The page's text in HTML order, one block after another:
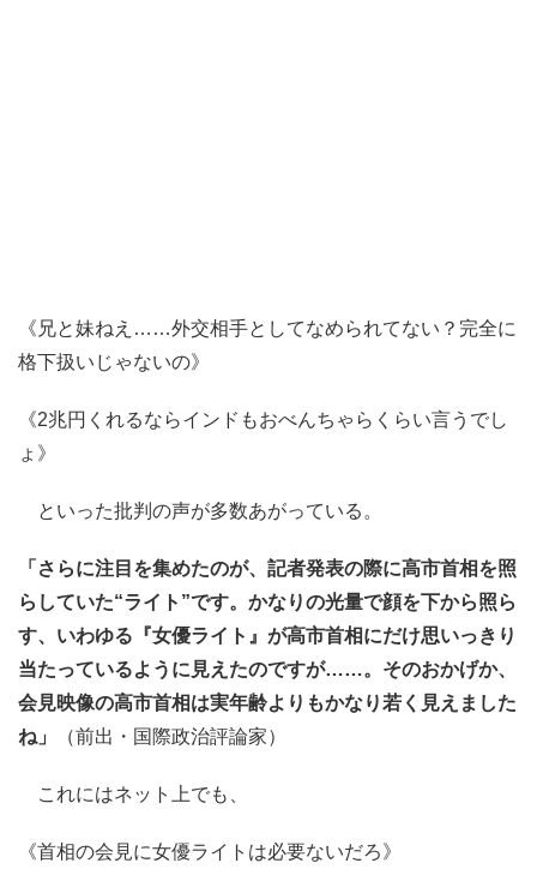
《兄と妹ねえ……外交相手としてなめられてない？完全に
格下扱いじゃないの》
《2兆円くれるならインドもおべんちゃらくらい言うでし
ょ》
といった批判の声が多数あがっている。
「さらに注目を集めたのが、記者発表の際に高市首相を照
らしていた“ライト”です。かなりの光量で顔を下から照ら
す、いわゆる『女優ライト』が高市首相にだけ思いっきり
当たっているように見えたのですが……。そのおかげか、
会見映像の高市首相は実年齢よりもかなり若く見えました
ね」
（前出・国際政治評論家）
これにはネット上でも、
《首相の会見に女優ライトは必要ないだろ》